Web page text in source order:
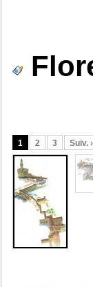
1 2 3 Suiv. ›